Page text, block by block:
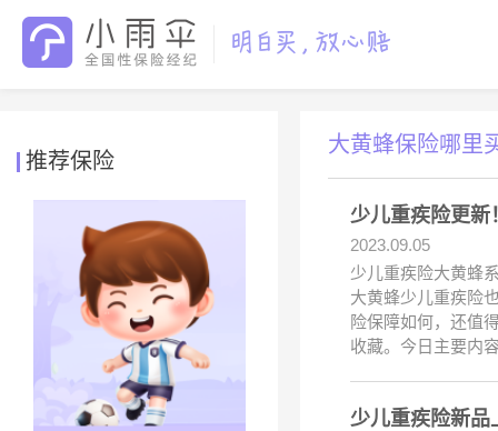
推荐保险
大黄蜂保险哪里
少儿重疾险更新
2023.09.05
少儿重疾险大黄蜂
大黄蜂少儿重疾险
险保障如何，还值
收藏。今日主要内
少儿重疾险新品